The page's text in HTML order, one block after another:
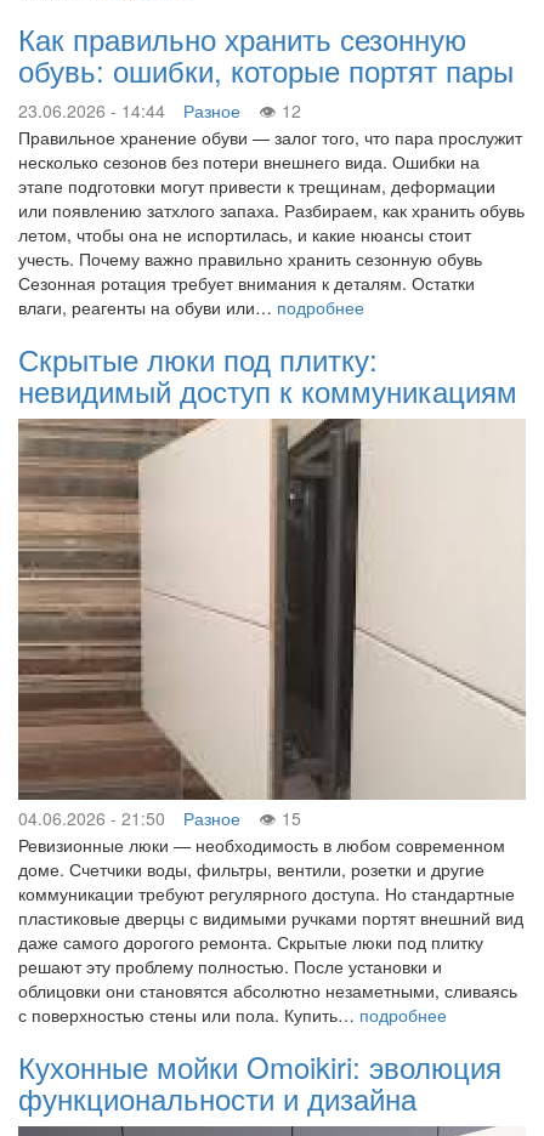
Как правильно хранить сезонную
обувь: ошибки, которые портят пары
23.06.2026 - 14:44 Разное
12
Правильное хранение обуви — залог того, что пара прослужит
несколько сезонов без потери внешнего вида. Ошибки на
этапе подготовки могут привести к трещинам, деформации
или появлению затхлого запаха. Разбираем, как хранить обувь
летом, чтобы она не испортилась, и какие нюансы стоит
учесть. Почему важно правильно хранить сезонную обувь
Сезонная ротация требует внимания к деталям. Остатки
влаги, реагенты на обуви или… подробнее
Скрытые люки под плитку:
невидимый доступ к коммуникациям
04.06.2026 - 21:50 Разное
15
Ревизионные люки — необходимость в любом современном
доме. Счетчики воды, фильтры, вентили, розетки и другие
коммуникации требуют регулярного доступа. Но стандартные
пластиковые дверцы с видимыми ручками портят внешний вид
даже самого дорогого ремонта. Скрытые люки под плитку
решают эту проблему полностью. После установки и
облицовки они становятся абсолютно незаметными, сливаясь
с поверхностью стены или пола. Купить… подробнее
Кухонные мойки Omoikiri: эволюция
функциональности и дизайна